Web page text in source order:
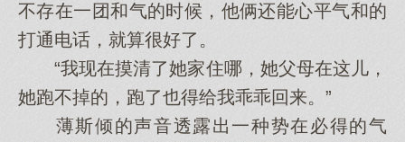
不存在一团和气的时候，他俩还能心平气和的
打通电话，就算很好了。
“我现在摸清了她家住哪，她父母在这儿，
她跑不掉的，跑了也得给我乖乖回来。”
薄斯倾的声音透露出一种势在必得的气